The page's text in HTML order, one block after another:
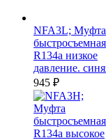
NFA3L; Муфта
быстросъемная
R134a низкое
давление.
945 ₽